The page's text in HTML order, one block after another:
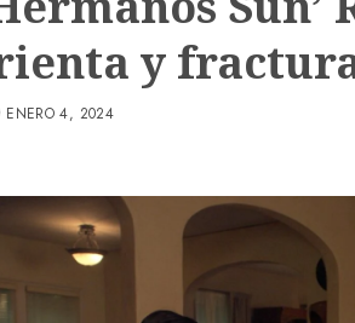
y
ENERO 4, 2024